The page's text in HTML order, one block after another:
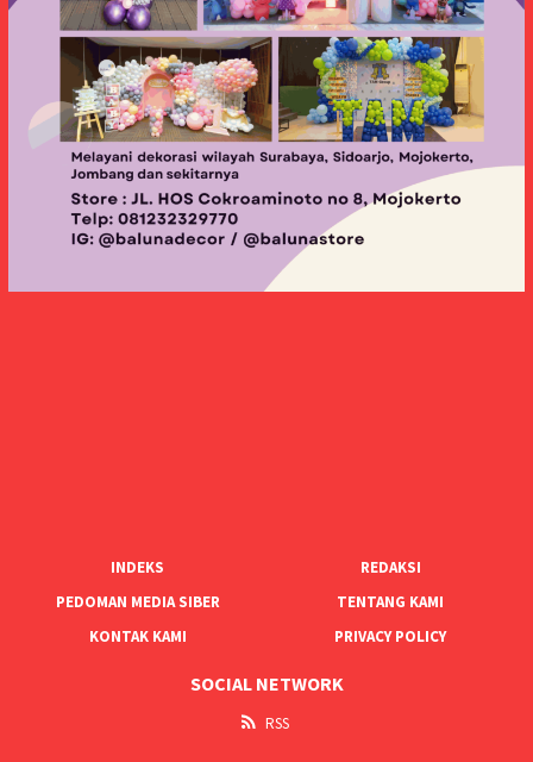
INDEKS
REDAKSI
PEDOMAN MEDIA SIBER
TENTANG KAMI
KONTAK KAMI
PRIVACY POLICY
SOCIAL NETWORK
RSS